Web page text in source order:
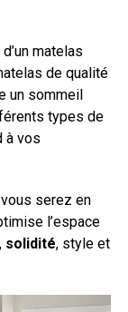
matelas
de qualité
un sommeil
types de
à vos
serez en
l’espace
solidité, style et